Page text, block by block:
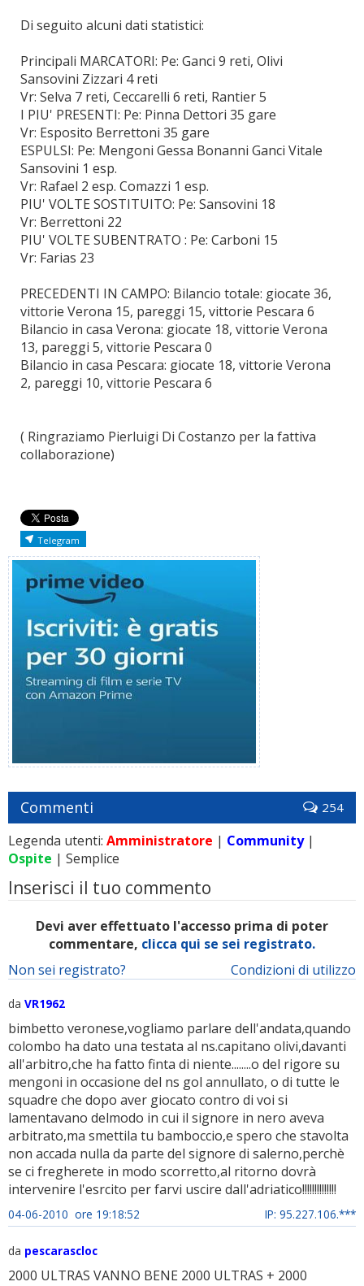
Di seguito alcuni dati statistici:
Principali MARCATORI: Pe: Ganci 9 reti, Olivi
Sansovini Zizzari 4 reti
Vr: Selva 7 reti, Ceccarelli 6 reti, Rantier 5
I PIU' PRESENTI: Pe: Pinna Dettori 35 gare
Vr: Esposito Berrettoni 35 gare
ESPULSI: Pe: Mengoni Gessa Bonanni Ganci Vitale
Sansovini 1 esp.
Vr: Rafael 2 esp. Comazzi 1 esp.
PIU' VOLTE SOSTITUITO: Pe: Sansovini 18
Vr: Berrettoni 22
PIU' VOLTE SUBENTRATO : Pe: Carboni 15
Vr: Farias 23
PRECEDENTI IN CAMPO: Bilancio totale: giocate 36,
vittorie Verona 15, pareggi 15, vittorie Pescara 6
Bilancio in casa Verona: giocate 18, vittorie Verona
13, pareggi 5, vittorie Pescara 0
Bilancio in casa Pescara: giocate 18, vittorie Verona
2, pareggi 10, vittorie Pescara 6
( Ringraziamo Pierluigi Di Costanzo per la fattiva
collaborazione)
Telegram
Commenti 254
Legenda utenti: Amministratore | Community|
Ospite | Semplice
Inserisci il tuo commento
Devi aver effettuato l'accesso prima di poter
commentare, clicca qui se sei registrato.
Condizioni di utilizzo
Non sei registrato?
da VR1962
bimbetto veronese,vogliamo parlare dell'andata,quando
colombo ha dato una testata al ns.capitano olivi,davanti
all'arbitro,che ha fatto finta di niente........o del rigore su
mengoni in occasione del ns gol annullato, o di tutte le
squadre che dopo aver giocato contro di voi si
lamentavano delmodo in cui il signore in nero aveva
arbitrato,ma smettila tu bamboccio,e spero che stavolta
non accada nulla da parte del signore di salerno,perchè
se ci fregherete in modo scorretto,al ritorno dovrà
intervenire l'esrcito per farvi uscire dall'adriatico!!!!!!!!!!!!!!
04-06-2010 ore 19:18:52 IP: 95.227.106.***
da pescarascloc
2000 ULTRAS VANNO BENE 2000 ULTRAS + 2000